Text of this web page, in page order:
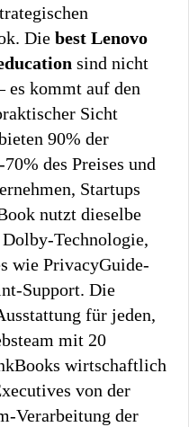
Die best Lenovo
sind nicht
es kommt auf den
Sicht
90% der
des Preises und
Startups
nutzt dieselbe
Technologie,
wie PrivacyGuide-
Support. Die
für jeden,
mit 20
wirtschaftlich
von der
Verarbeitung der